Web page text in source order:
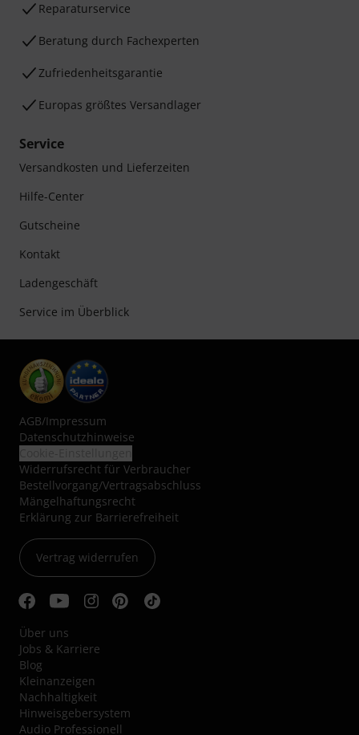
Reparaturservice
Beratung durch Fachexperten
Zufriedenheitsgarantie
Europas größtes Versandlager
Service
Versandkosten und Lieferzeiten
Hilfe-Center
Gutscheine
Kontakt
Ladengeschäft
Service im Überblick
AGB/Impressum
Datenschutzhinweise
Widerrufsrecht für Verbraucher
Bestellvorgang/Vertragsabschluss
Mängelhaftungsrecht
Erklärung zur Barrierefreiheit
Vertrag widerrufen
Über uns
Jobs & Karriere
Blog
Kleinanzeigen
Nachhaltigkeit
Hinweisgebersystem
Audio Professionell